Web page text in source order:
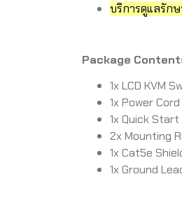
บริการดูแลรักษ
Package
1x LCD KVM
1x Power
1x Quick Start
2x Mounting
1x Cat5e
1x Ground